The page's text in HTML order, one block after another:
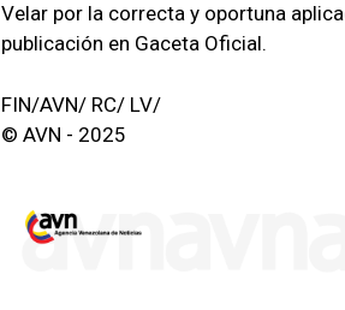
Velar por la correcta y oportuna
publicación en Gaceta Oficial.
FIN/AVN/ RC/ LV/
© AVN - 2025